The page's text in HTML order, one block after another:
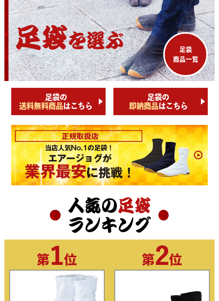
足袋を選ぶ
足袋
商品一覧
足袋の
送料無料商品はこちら
足袋の
即納商品はこちら
人気の足袋
ランキング
第1位 第2位